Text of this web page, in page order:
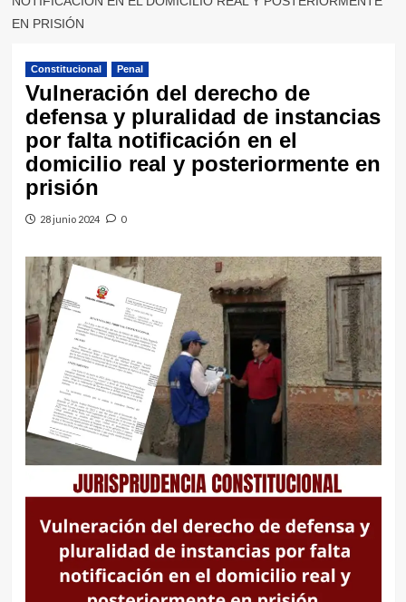
EN PRISIÓN
Constitucional Penal
Vulneración del derecho de
defensa y pluralidad de instancias
por falta notificación en el
domicilio real y posteriormente en
prisión
28 junio 2024 0